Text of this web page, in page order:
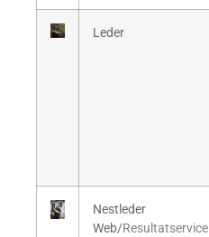
Leder
Nestleder
Web/Resultatservice